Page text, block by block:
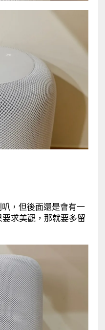
，但後面還是會有一
求美觀，那就要多留